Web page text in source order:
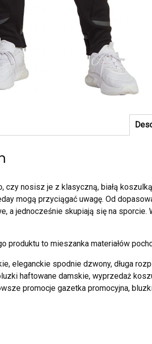
czy nosisz je z klasyczną, białą
mogą przyciągać uwagę. Od
a jednocześnie skupiają się na sporcie.
produktu to mieszanka materiałów
eleganckie spodnie dzwony, długa
haftowane damskie, wyprzedaż
promocje gazetka promocyjna,